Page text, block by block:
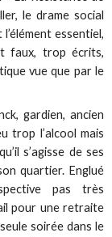
le drame social
essentiel,
faux, trop écrits,
vue que par le
gardien, ancien
trop l’alcool mais
s’agisse de ses
quartier. Englué
pas très
pour une retraite
soirée dans le